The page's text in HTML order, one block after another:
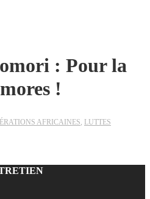
: Pour la
!
AFRICAINES, LUTTES